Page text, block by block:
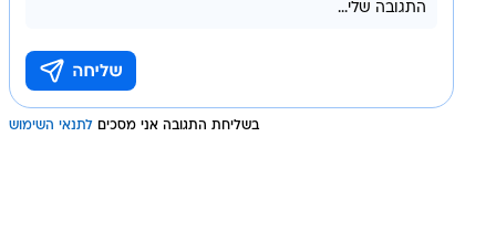
בשליחת התגובה אני מסכים לתנאי השימוש